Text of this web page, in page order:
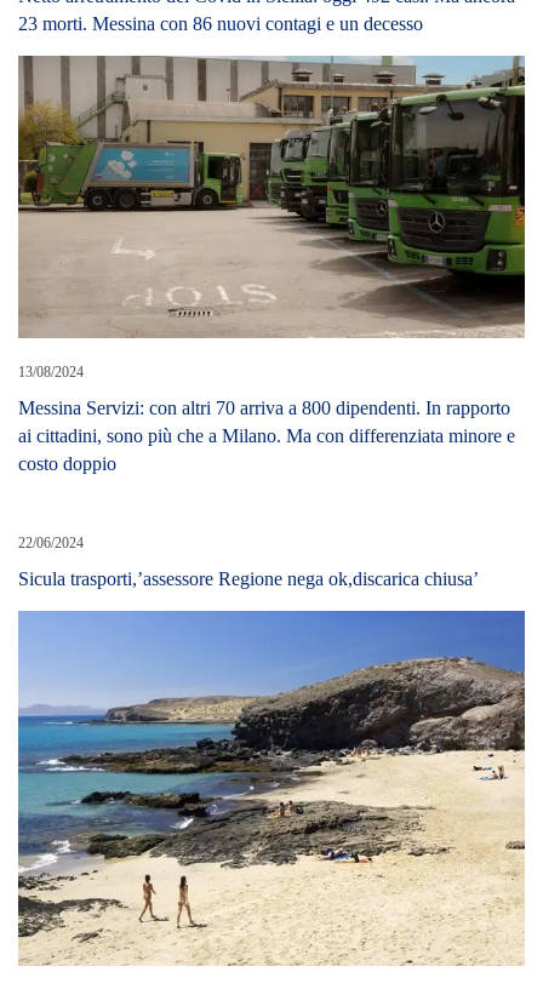
23 morti. Messina con 86 nuovi contagi e un decesso
13/08/2024
Messina Servizi: con altri 70 arriva a 800 dipendenti. In rapporto
ai cittadini, sono più che a Milano. Ma con differenziata minore e
costo doppio
22/06/2024
Sicula trasporti,’assessore Regione nega ok,discarica chiusa’